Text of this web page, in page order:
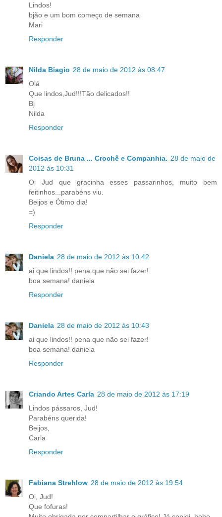
Lindos!
bjão e um bom começo de semana
Mari
Responder
Nilda Biagio 28 de maio de 2012 às 08:47
Olá
Que lindos,Jud!!!Tão delicados!!
Bj
Nilda
Responder
Coisas de Bruna ... Crochê e Companhia. 28 de maio de
2012 às 10:31
Oi Jud que gracinha esses passarinhos, muito bem
feitinhos...parabéns viu.
Beijos e Ótimo dia!
=)
Responder
Daniela 28 de maio de 2012 às 10:42
ai que lindos!! pena que não sei fazer!
boa semana! daniela
Responder
Daniela 28 de maio de 2012 às 10:43
ai que lindos!! pena que não sei fazer!
boa semana! daniela
Responder
Criando Artes Carla 28 de maio de 2012 às 17:19
Lindos pássaros, Jud!
Parabéns querida!
Beijos,
Carla
Responder
Fabiana Strehlow 28 de maio de 2012 às 19:54
Oi, Jud!
Que fofuras!